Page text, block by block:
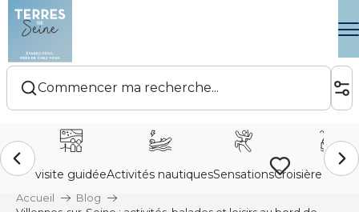
Aller
contenu
principal
Accueil
Blog